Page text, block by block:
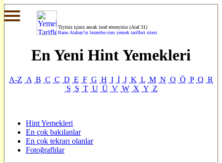
Yiyiniz içiniz ancak israf etmeyiniz (Araf 31)
Banu Atabay'in lezzetler.com yemek tarifleri sitesi
En Yeni Hint Yemekleri
A-Z A B C Ç D E F G H I İ J K L M N O Ö P Q R
S Ş T U Ü V W X Y Z
Hint Yemekleri
En çok bakılanlar
En çok tekrarı olanlar
Fotoğraflılar